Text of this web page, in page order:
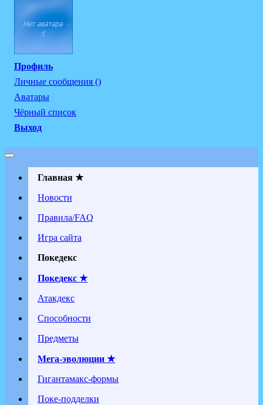
Профиль
Личные сообщения ()
Аватары
Чёрный список
Выход
Главная ★
Новости
Правила/FAQ
Игра сайта
Покедекс
Покедекс ★
Атакдекс
Способности
Предметы
Мега-эволюции ★
Гигантамакс-формы
Поке-подделки